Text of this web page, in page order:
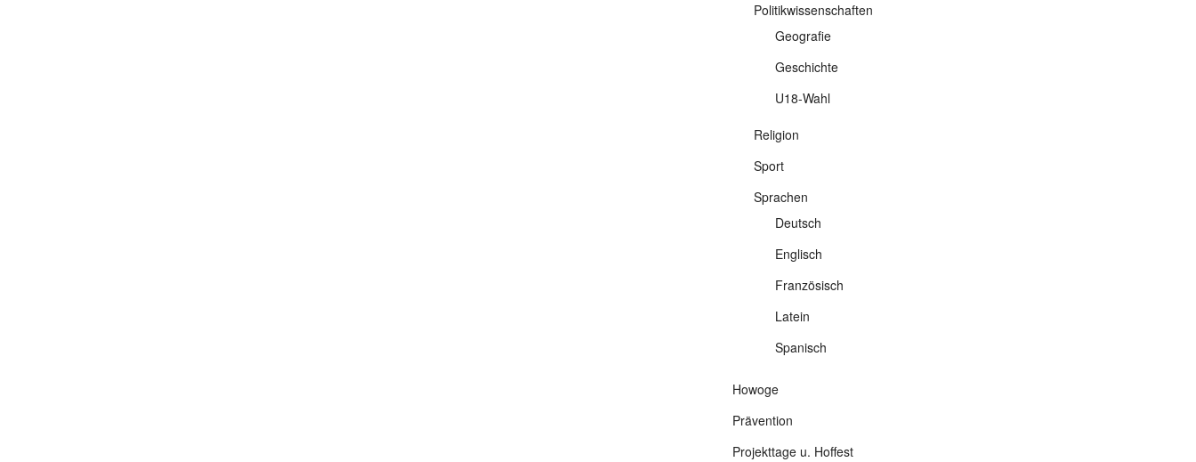
Politikwissenschaften
Geografie
Geschichte
U18-Wahl
Religion
Sport
Sprachen
Deutsch
Englisch
Französisch
Latein
Spanisch
Howoge
Prävention
Projekttage u. Hoffest